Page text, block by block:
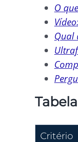
O
Qual
Critério